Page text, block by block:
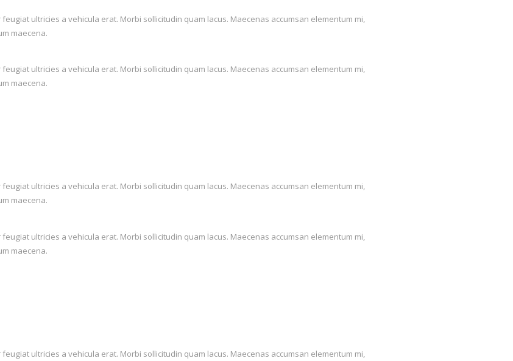
ultricies a vehicula erat. Morbi sollicitudin quam lacus. Maecenas accumsan elementum mi,
maecena.
ultricies a vehicula erat. Morbi sollicitudin quam lacus. Maecenas accumsan elementum mi,
maecena.
ultricies a vehicula erat. Morbi sollicitudin quam lacus. Maecenas accumsan elementum mi,
maecena.
ultricies a vehicula erat. Morbi sollicitudin quam lacus. Maecenas accumsan elementum mi,
maecena.
ultricies a vehicula erat. Morbi sollicitudin quam lacus. Maecenas accumsan elementum mi,